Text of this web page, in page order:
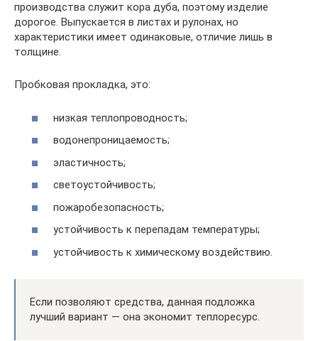
производства служит кора дуба, поэтому изделие
дорогое. Выпускается в листах и рулонах, но
характеристики имеет одинаковые, отличие лишь в
толщине.
Пробковая прокладка, это:
низкая теплопроводность;
водонепроницаемость;
эластичность;
светоустойчивость;
пожаробезопасность;
устойчивость к перепадам температуры;
устойчивость к химическому воздействию.
Если позволяют средства, данная подложка
лучший вариант — она экономит теплоресурс.